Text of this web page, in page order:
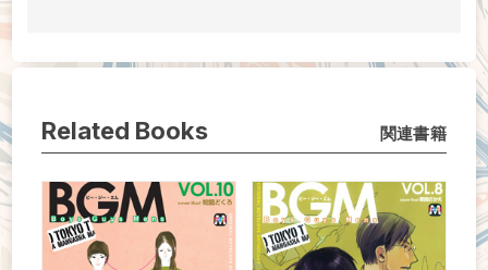
Related Books 関連書籍